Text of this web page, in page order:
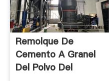
Remolque De
Cemento A Granel
Del Polvo Del